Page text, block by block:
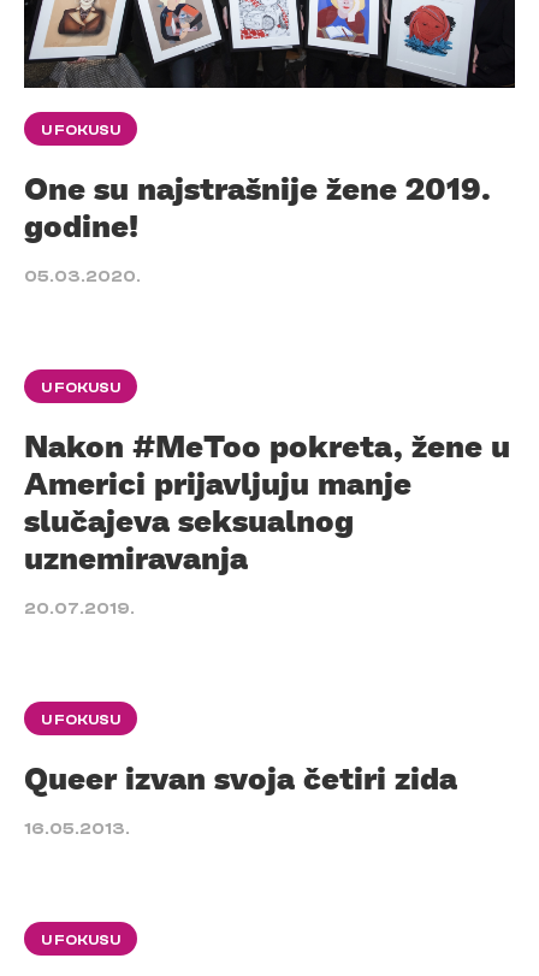
U FOKUSU
One su najstrašnije žene 2019.
godine!
05.03.2020.
U FOKUSU
Nakon #MeToo pokreta, žene u
Americi prijavljuju manje
slučajeva seksualnog
uznemiravanja
20.07.2019.
U FOKUSU
Queer izvan svoja četiri zida
16.05.2013.
U FOKUSU